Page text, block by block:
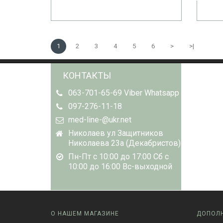
1 2 3 4 5 6 > >|
КОНТАКТЫ
063-701-65-69 Viber Whatsapp
097-276-11-18
med-line-@ukr.net
Николаев ул Защитников
Николаева 23а (Декабристов)
Пн-Пт с 10:00 до 17:00 Сб с
10:00 до 16:00 Вс-выходной
О НАШЕМ МАГАЗИНЕ